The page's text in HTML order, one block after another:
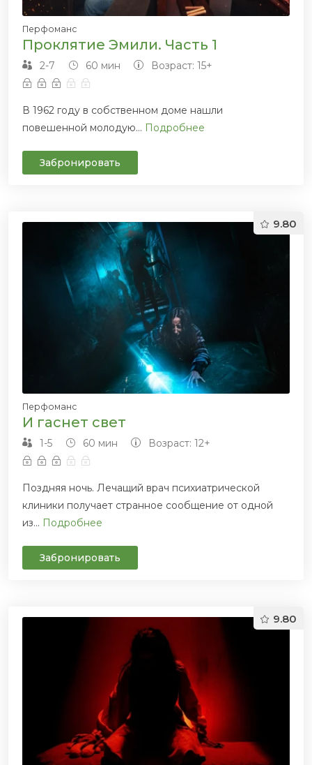
Перфоманс
Проклятие Эмили. Часть 1
2-7 60 мин Возраст: 15+
В 1962 году в собственном доме нашли
повешенной молодую... Подробнее
Забронировать
9.80
Перфоманс
И гаснет свет
1-5 60 мин Возраст: 12+
Поздняя ночь. Лечащий врач психиатрической
клиники получает странное сообщение от одной
из... Подробнее
Забронировать
9.80